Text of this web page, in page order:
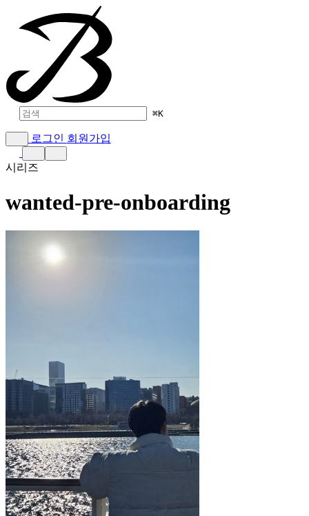
⌘K
로그인 회원가입
시리즈
wanted-pre-onboarding